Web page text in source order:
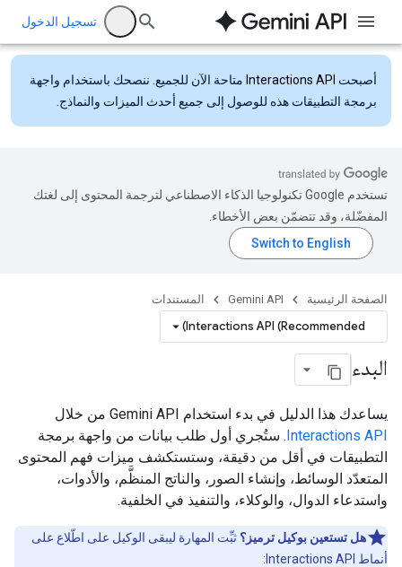
تسجيل الدخول
أصبحت Interactions API متاحة الآن للجميع. ننصحك باستخدام واجهة
برمجة التطبيقات هذه للوصول إلى جميع أحدث الميزات والنماذج.
تستخدم Google تكنولوجيا الذكاء الاصطناعي لترجمة المحتوى إلى لغتك
المفضّلة، وقد تتضمّن بعض الأخطاء.
الصفحة الرئيسية Gemini API المستندات
Interactions API (Recommended)
البدء
يساعدك هذا الدليل في بدء استخدام Gemini API من خلال
Interactions API. ستُجري أول طلب بيانات من واجهة برمجة
التطبيقات في أقل من دقيقة، وستستكشف ميزات فهم المحتوى
المتعدّد الوسائط، وإنشاء الصور، والناتج المنظَّم، والأدوات،
واستدعاء الدوال، والوكلاء، والتنفيذ في الخلفية.
هل تستعين بوكيل ترميز؟ ثبِّت المهارة ليبقى الوكيل على اطّلاع على
أنماط Interactions API: